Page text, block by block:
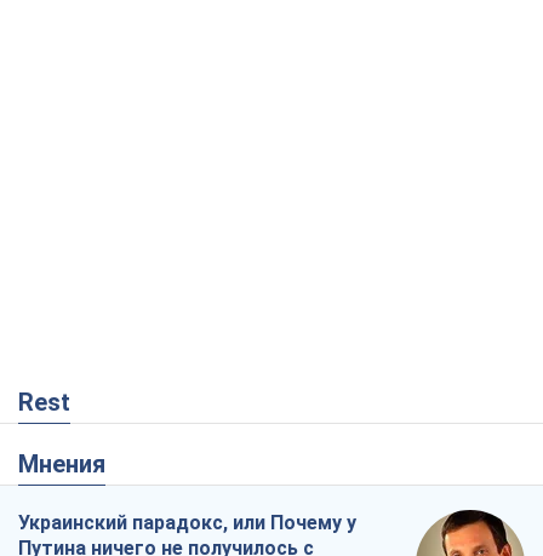
Rest
Мнения
Украинский парадокс, или Почему у
Путина ничего не получилось с